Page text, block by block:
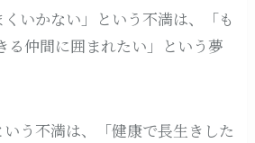
いかない」という不満は、「も
る仲間に囲まれたい」という夢
う不満は、「健康で長生きした